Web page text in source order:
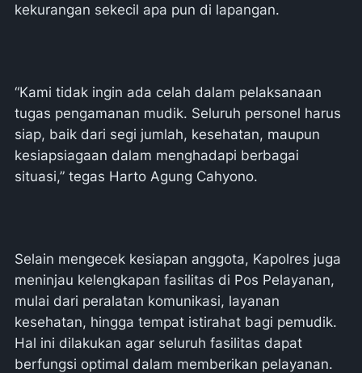
kekurangan sekecil apa pun di lapangan.
“Kami tidak ingin ada celah dalam pelaksanaan
tugas pengamanan mudik. Seluruh personel harus
siap, baik dari segi jumlah, kesehatan, maupun
kesiapsiagaan dalam menghadapi berbagai
situasi,” tegas Harto Agung Cahyono.
Selain mengecek kesiapan anggota, Kapolres juga
meninjau kelengkapan fasilitas di Pos Pelayanan,
mulai dari peralatan komunikasi, layanan
kesehatan, hingga tempat istirahat bagi pemudik.
Hal ini dilakukan agar seluruh fasilitas dapat
berfungsi optimal dalam memberikan pelayanan.